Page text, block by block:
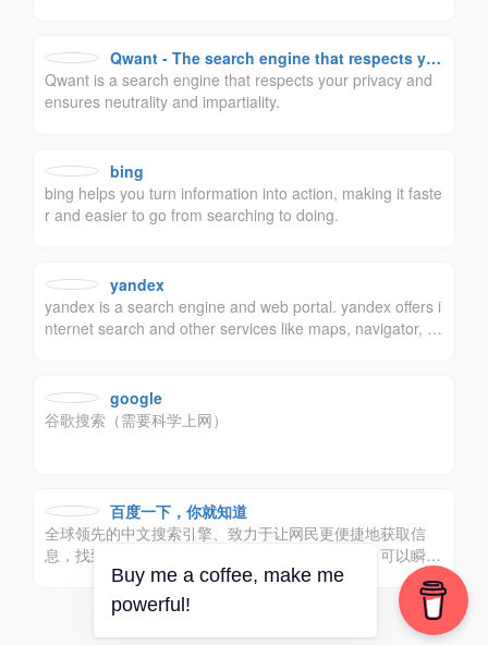
Qwant - The search engine that respects yo
ur privacy
Qwant is a search engine that respects your privacy and
ensures neutrality and impartiality.
bing
bing helps you turn information into action, making it faste
r and easier to go from searching to doing.
yandex
yandex is a search engine and web portal. yandex offers i
nternet search and other services like maps, navigator, p
d cloud storage.
google
谷歌搜索（需要科学上网）
百度一下，你就知道
全球领先的中文搜索引擎、致力于让网民更便捷地获取信
息，找到所求。百度超过千亿的中文网页数据库，可以瞬间
找到相关的搜索结果。
Buy me a coffee, make me
powerful!